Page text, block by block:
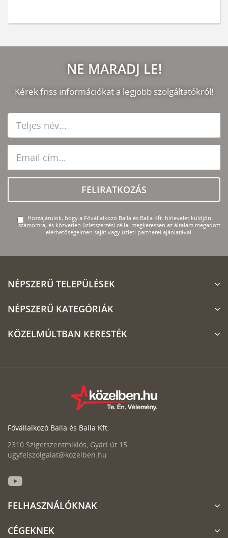
NE MARADJ LE!
Kérek friss információkat a legjobb szolgáltatókról!
FELIRATKOZÁS
Hozzájárulok, hogy a Fővállalkozó Balla és Balla Kft. hírlevelet küldjön
számomra, és közvetlen üzletszerzési céllal megkeressen az általam megadott
elérhetőségeimen saját vagy üzleti partnerei ajánlatával.
NÉPSZERŰ TELEPÜLÉSEK
NÉPSZERŰ KATEGÓRIÁK
KÖZELMÚLTBAN KERESTÉK
Fővállalkozó Balla és Balla Kft.
2310 Szigetszentmiklós, Gyári út 15.
ugyfelszolgalat@kozelben.hu
FELHASZNÁLÓKNAK
CÉGEKNEK